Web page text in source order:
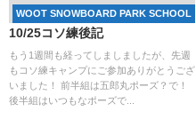
WOOT SNOWBOARD PARK SCHOOL
10/25コソ練後記
もう1週間も経ってしましましたが、先週
もコソ練キャンプにご参加ありがとうござ
いました！ 前半組は五郎丸ポーズ？で！
後半組はいつもなポーズで...